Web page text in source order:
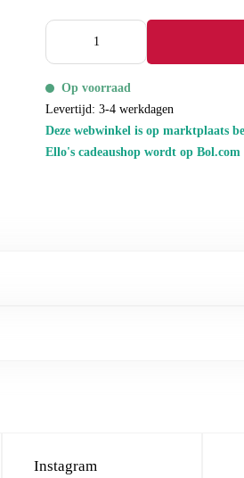
Op voorraad
Levertijd: 3-4 werkdagen
Deze webwinkel is op marktplaats
Ello's cadeaushop wordt op Bol.com
Instagram